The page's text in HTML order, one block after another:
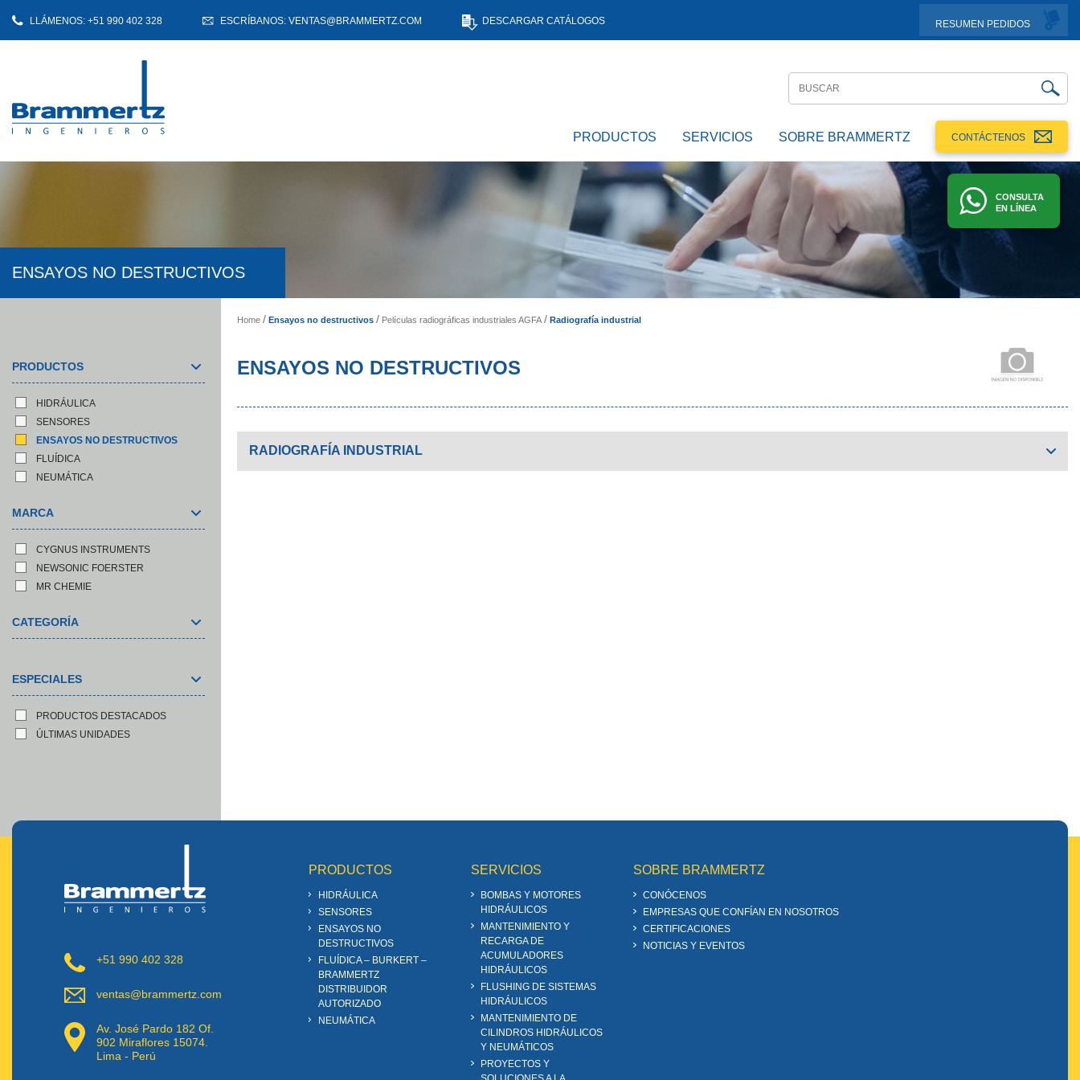
LLÁMENOS: +51 990 402 328 ESCRÍBANOS: VENTAS@BRAMMERTZ.COM DESCARGAR CATÁLOGOS RESUMEN PEDIDOS
PRODUCTOS SERVICIOS SOBRE BRAMMERTZ CONTÁCTENOS
CONSULTA
EN LÍNEA
ENSAYOS NO DESTRUCTIVOS
PRODUCTOS
HIDRÁULICA
SENSORES
ENSAYOS NO DESTRUCTIVOS
FLUÍDICA
NEUMÁTICA
MARCA
CYGNUS INSTRUMENTS
NEWSONIC FOERSTER
MR CHEMIE
CATEGORÍA
ESPECIALES
PRODUCTOS DESTACADOS
ÚLTIMAS UNIDADES
Home Ensayos no destructivos Películas radiográficas industriales AGFA Radiografía industrial
ENSAYOS NO DESTRUCTIVOS
RADIOGRAFÍA INDUSTRIAL
+51 990 402 328
ventas@brammertz.com
Av. José Pardo 182 Of.
902 Miraflores 15074.
Lima - Perú
PRODUCTOS
HIDRÁULICA
SENSORES
ENSAYOS NO
DESTRUCTIVOS
FLUÍDICA – BURKERT –
BRAMMERTZ
DISTRIBUIDOR
AUTORIZADO
NEUMÁTICA
SERVICIOS
BOMBAS Y MOTORES
HIDRÁULICOS
MANTENIMIENTO Y
RECARGA DE
ACUMULADORES
HIDRÁULICOS
FLUSHING DE SISTEMAS
HIDRÁULICOS
MANTENIMIENTO DE
CILINDROS HIDRÁULICOS
Y NEUMÁTICOS
PROYECTOS Y
SOBRE BRAMMERTZ
CONÓCENOS
EMPRESAS QUE CONFÍAN EN NOSOTROS
CERTIFICACIONES
NOTICIAS Y EVENTOS